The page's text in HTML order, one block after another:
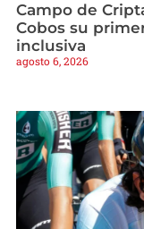
Campo de
Cobos su
inclusiva
agosto 6, 2026